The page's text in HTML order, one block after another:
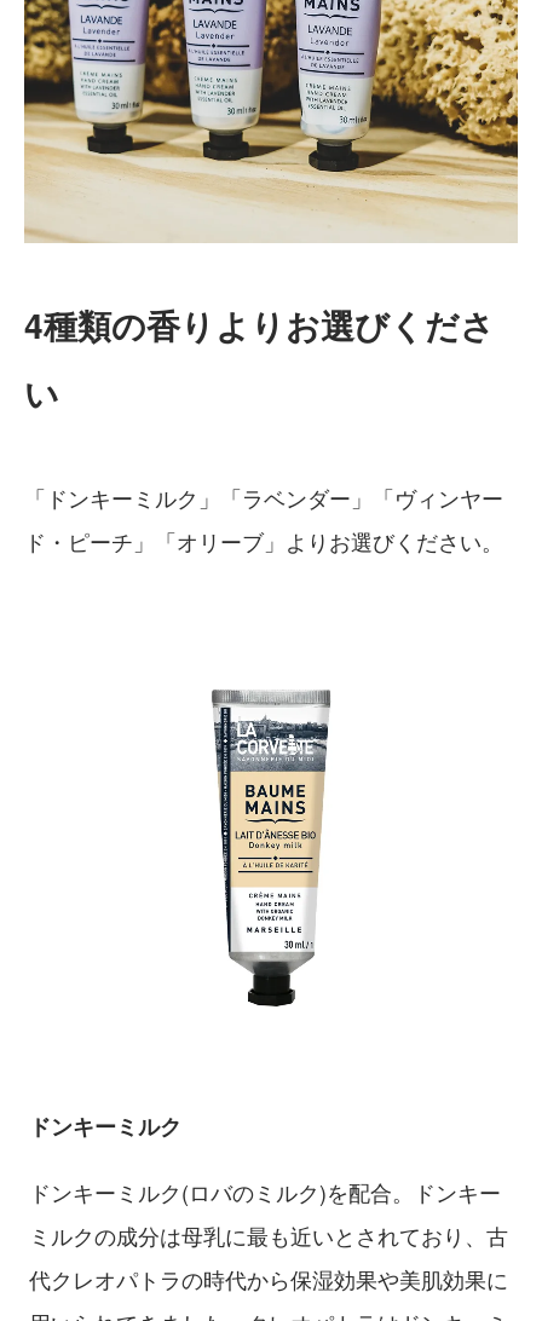
4種類の香りよりお選びくださ
い
「ドンキーミルク」「ラベンダー」「ヴィンヤー
ド・ピーチ」「オリーブ」よりお選びください。
ドンキーミルク
ドンキーミルク(ロバのミルク)を配合。ドンキー
ミルクの成分は母乳に最も近いとされており、古
代クレオパトラの時代から保湿効果や美肌効果に